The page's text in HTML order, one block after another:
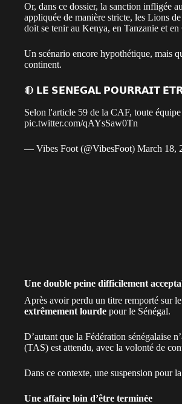
Or, dans ce dossier, la sanction infligée
appliquée de manière stricte, les Lions
doit se tenir au Kenya, en Tanzanie et en
Un scénario encore hypothétique, mais
continent.
🔴 𝗟𝗘 𝗦𝗘́𝗡𝗘́𝗚𝗔𝗟 𝗣𝗢𝗨𝗥𝗥𝗔𝗜𝗧
Selon l'article 59 de la CAF, toute
pic.twitter.com/qAYsSaw0Tn
— Vibes Foot (@VibesFoot) March 18,
Une double peine difficilement
Après avoir perdu un titre remporté sur
extrêmement lourde pour le Sénégal.
D’autant que la Fédération sénégalaise
(TAS) est attendu, avec la volonté de
Dans ce contexte, une suspension pour
Une affaire loin d’être terminée